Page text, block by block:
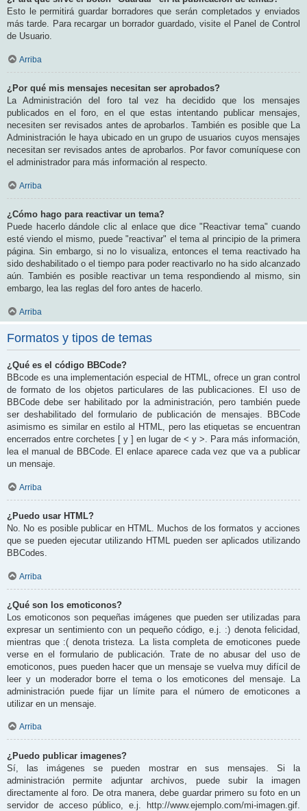
Esto le permitirá guardar borradores que serán completados y enviados
más tarde. Para recargar un borrador guardado, visite el Panel de Control
de Usuario.
Arriba
¿Por qué mis mensajes necesitan ser aprobados?
La Administración del foro tal vez ha decidido que los mensajes
publicados en el foro, en el que estas intentando publicar mensajes,
necesiten ser revisados antes de aprobarlos. También es posible que La
Administración le haya ubicado en un grupo de usuarios cuyos mensajes
necesitan ser revisados antes de aprobarlos. Por favor comuníquese con
el administrador para más información al respecto.
Arriba
¿Cómo hago para reactivar un tema?
Puede hacerlo dándole clic al enlace que dice "Reactivar tema" cuando
esté viendo el mismo, puede "reactivar" el tema al principio de la primera
página. Sin embargo, si no lo visualiza, entonces el tema reactivado ha
sido deshabilitado o el tiempo para poder reactivarlo no ha sido alcanzado
aún. También es posible reactivar un tema respondiendo al mismo, sin
embargo, lea las reglas del foro antes de hacerlo.
Arriba
Formatos y tipos de temas
¿Qué es el código BBCode?
BBcode es una implementación especial de HTML, ofrece un gran control
de formato de los objetos particulares de las publicaciones. El uso de
BBCode debe ser habilitado por la administración, pero también puede
ser deshabilitado del formulario de publicación de mensajes. BBCode
asimismo es similar en estilo al HTML, pero las etiquetas se encuentran
encerrados entre corchetes [ y ] en lugar de < y >. Para más información,
lea el manual de BBCode. El enlace aparece cada vez que va a publicar
un mensaje.
Arriba
¿Puedo usar HTML?
No. No es posible publicar en HTML. Muchos de los formatos y acciones
que se pueden ejecutar utilizando HTML pueden ser aplicados utilizando
BBCodes.
Arriba
¿Qué son los emoticonos?
Los emoticonos son pequeñas imágenes que pueden ser utilizadas para
expresar un sentimiento con un pequeño código, e.j. :) denota felicidad,
mientras que :( denota tristeza. La lista completa de emoticones puede
verse en el formulario de publicación. Trate de no abusar del uso de
emoticonos, pues pueden hacer que un mensaje se vuelva muy difícil de
leer y un moderador borre el tema o los emoticones del mensaje. La
administración puede fijar un límite para el número de emoticones a
utilizar en un mensaje.
Arriba
¿Puedo publicar imagenes?
Sí, las imágenes se pueden mostrar en sus mensajes. Si la
administración permite adjuntar archivos, puede subir la imagen
directamente al foro. De otra manera, debe guardar primero su foto en un
servidor de acceso público, e.j. http://www.ejemplo.com/mi-imagen.gif.